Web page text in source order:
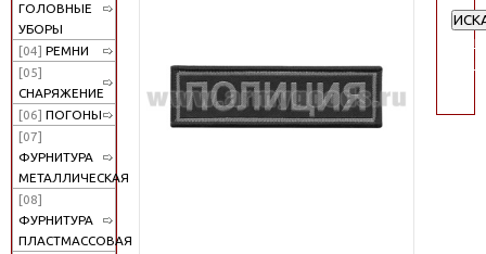
ГОЛОВНЫЕ
УБОРЫ
[04] РЕМНИ
[05]
СНАРЯЖЕНИЕ
[06] ПОГОНЫ
[07]
ФУРНИТУРА
МЕТАЛЛИЧЕСКАЯ
[08]
ФУРНИТУРА
ПЛАСТМАССОВАЯ